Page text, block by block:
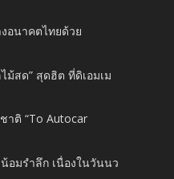
อนาคตไทยด้วย
สด” สุดฮิต ที่ดิเอมเม
าติ “To Autocar
อมรำลึก เนื่องในวันนว